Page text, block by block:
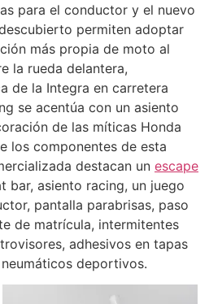
para el conductor y el nuevo
permiten adoptar
más propia de moto al
la rueda delantera,
de la Integra en carretera
se acentúa con un asiento
de las míticas Honda
los componentes de esta
destacan un escape
bar, asiento racing, un juego
pantalla parabrisas, paso
de matrícula, intermitentes
adhesivos en tapas
deportivos.